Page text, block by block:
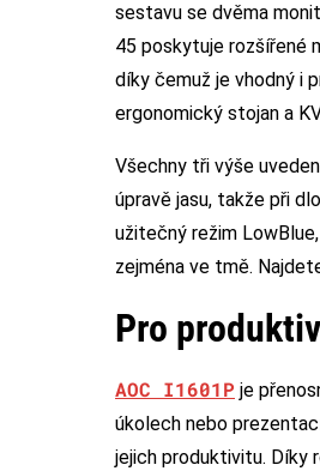
sestavu se dvěma
45 poskytuje rozšířené
díky čemuž je vhodný i
ergonomický stojan a
Všechny tři výše
úpravě jasu, takže při
užitečný režim
zejména ve tmě.
Pro
AOC I1601P je
úkolech nebo
jejich produktivitu. Díky